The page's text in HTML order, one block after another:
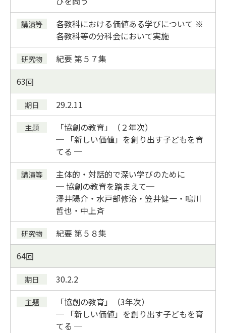
各教科における価値ある学びについて ※
各教科等の分科会において実施
紀要第５７集
63
29.2.11
「協創の教育」（２年次）
─ 「新しい価値」を創り出す子どもを育
てる ─
主体的・対話的で深い学びのために
─ 協創の教育を踏まえて─
澤井陽介・水戸部修治・笠井健一・鳴川
哲也・中上斉
紀要第５８集
64
30.2.2
「協創の教育」（3年次）
─ 「新しい価値」を創り出す子どもを育
てる ─